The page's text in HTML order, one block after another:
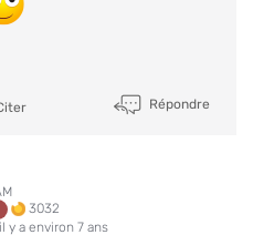
Répondre
3032
y a environ 7 ans